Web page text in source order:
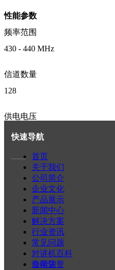
性能参数
频率范围
430 - 440 MHz
信道数量
128
供电电压
7.2V DC
信道间隔
25/12.5 KHz
电池使用时间(5-5-90工作模式)
20小时(省电模式)/15小时
防水等级
快速导航
——
首页
关于我们
公司简介
企业文化
产品展示
新闻中心
解决方案
行业资讯
常见问题
对讲机百科
公司荣誉
海能达